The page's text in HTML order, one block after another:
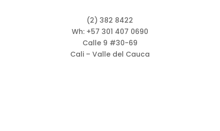
(2) 382 8422
Wh: +57 301 407 0690
Calle 9 #30-69
Cali – Valle del Cauca